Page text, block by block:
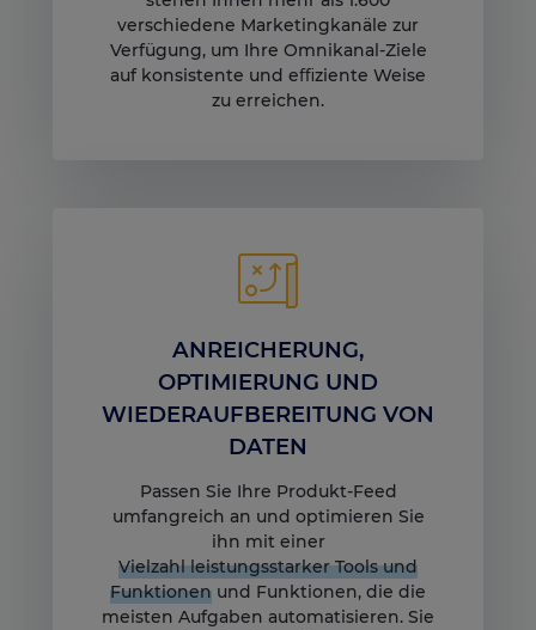
verschiedene Marketingkanäle zur
Verfügung, um Ihre Omnikanal-Ziele
auf konsistente und eﬃziente Weise
zu erreichen.
ANREICHERUNG,
OPTIMIERUNG UND
WIEDERAUFBEREITUNG VON
DATEN
Passen Sie Ihre Produkt-Feed
umfangreich an und optimieren Sie
ihn mit einer
Vielzahl leistungsstarker Tools und
Funktionen und Funktionen, die die
meisten Aufgaben automatisieren. Sie